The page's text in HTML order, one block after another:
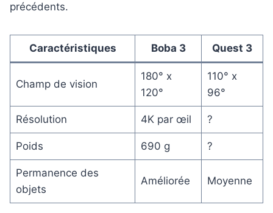
précédents.
Caractéristiques Boba 3 Quest 3
Champ de vision
180° x
120°
110° x
96°
Résolution 4K par œil ?
Poids 690 g ?
Permanence des
objets
Améliorée Moyenne